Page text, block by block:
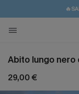
Abito lungo nero
29,00 €